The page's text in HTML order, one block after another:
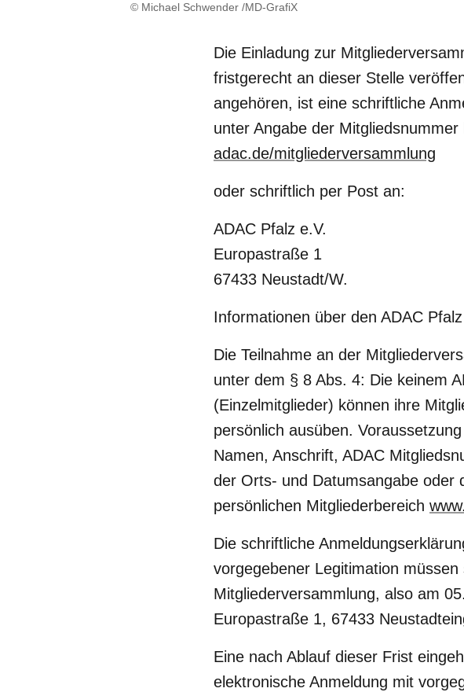
© Michael Schwender /MD-GrafiX
Die Einladung zur
fristgerecht an dieser Stelle
angehören, ist eine schriftliche
unter Angabe der
adac.de/mitgliederversammlung
oder schriftlich per Post an:
ADAC Pfalz e.V.
Europastraße 1
67433 Neustadt/W.
Informationen über den ADAC
Die Teilnahme an der
unter dem § 8 Abs. 4: Die keinem
(Einzelmitglieder) können ihre
persönlich ausüben.
Namen, Anschrift, ADAC
der Orts- und Datumsangabe oder
persönlichen Mitgliederbereich
Die schriftliche
vorgegebener Legitimation
Mitgliederversammlung, also am
Europastraße 1, 67433
Eine nach Ablauf dieser Frist
elektronische Anmeldung mit